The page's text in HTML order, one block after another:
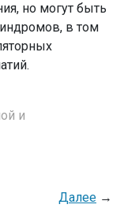
но могут быть
в том
и
Далее →